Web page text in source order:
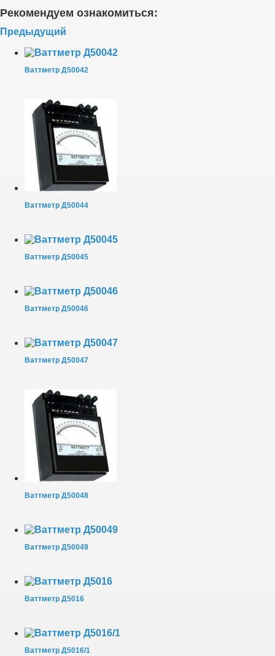
Рекомендуем ознакомиться:
Предыдущий
Ваттметр Д50042
Ваттметр Д50044
Ваттметр Д50045
Ваттметр Д50046
Ваттметр Д50047
Ваттметр Д50048
Ваттметр Д50049
Ваттметр Д5016
Ваттметр Д5016/1